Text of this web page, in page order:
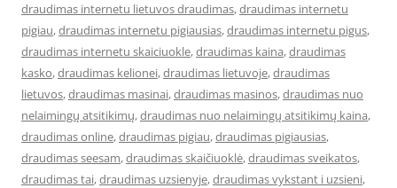
draudimas internetu lietuvos draudimas,draudimas internetu
pigiau,draudimas internetu pigiausias,draudimas internetu pigus,
draudimas internetu skaiciuokle,draudimas kaina,draudimas
kasko,draudimas kelionei,draudimas lietuvoje,draudimas
lietuvos,draudimas masinai,draudimas masinos,draudimas nuo
nelaimingų atsitikimų,draudimas nuo nelaimingų atsitikimų kaina,
draudimas online,draudimas pigiau,draudimas pigiausias,
draudimas seesam,draudimas skaičiuoklė,draudimas sveikatos,
draudimas tai,draudimas uzsienyje,draudimas vykstant i uzsieni,